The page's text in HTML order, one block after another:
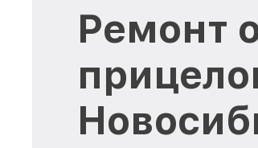
Ремонт